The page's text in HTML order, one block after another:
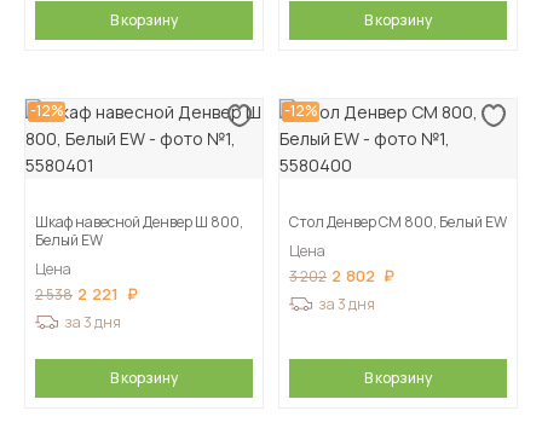
В корзину В корзину
-12%
Шкаф навесной Денвер Ш 800,
Белый EW
Цена
2 538 2 221
за 3 дня
В корзину
-12%
Стол Денвер СМ 800, Белый EW
Цена
3 202 2 802
за 3 дня
В корзину